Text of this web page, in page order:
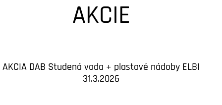
AKCIE
AKCIA DAB Studená voda + plastové nádoby ELBI
31.3.2026